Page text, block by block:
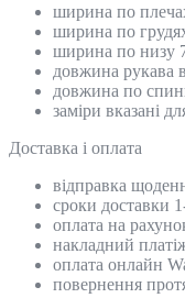
ширина по
ширина по
ширина по низу
довжина рукава
довжина по
заміри вказані
Доставка і оплата
відправка
сроки доставки
оплата на
накладний
оплата онлайн
повернення